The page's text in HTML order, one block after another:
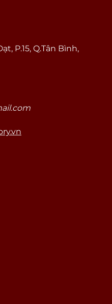
P.15, Q.Tân Bình,